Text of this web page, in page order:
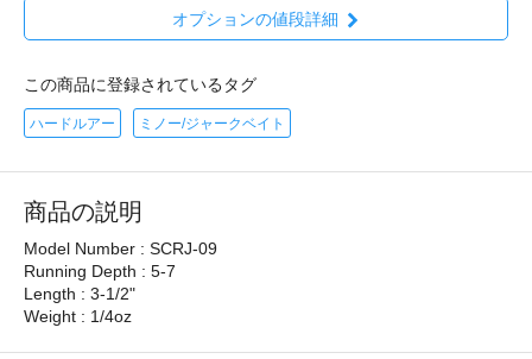
オプションの値段詳細
この商品に登録されているタグ
ハードルアー ミノー/ジャークベイト
商品の説明
Model Number : SCRJ-09
Running Depth : 5-7
Length : 3-1/2"
Weight : 1/4oz